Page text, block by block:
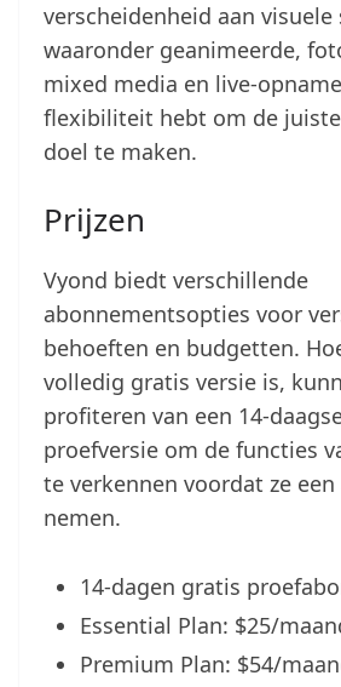
verscheidenheid aan visuele
waaronder geanimeerde,
mixed media en live-
flexibiliteit hebt om de
doel te maken.
Prijzen
Vyond biedt verschillende
abonnementsopties voor
behoeften en budgetten.
volledig gratis versie is,
profiteren van een 14-
proefversie om de functies
te verkennen voordat ze
nemen.
14-dagen gratis
Essential Plan: $25/
Premium Plan: $54/